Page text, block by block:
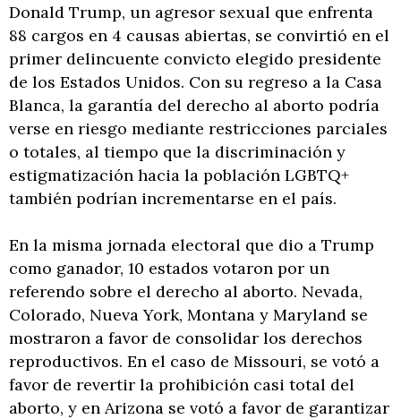
Donald Trump, un agresor sexual que enfrenta
88 cargos en 4 causas abiertas, se convirtió en el
primer delincuente convicto elegido presidente
de los Estados Unidos. Con su regreso a la Casa
Blanca, la garantía del derecho al aborto podría
verse en riesgo mediante restricciones parciales
o totales, al tiempo que la discriminación y
estigmatización hacia la población LGBTQ+
también podrían incrementarse en el país.
En la misma jornada electoral que dio a Trump
como ganador, 10 estados votaron por un
referendo sobre el derecho al aborto. Nevada,
Colorado, Nueva York, Montana y Maryland se
mostraron a favor de consolidar los derechos
reproductivos. En el caso de Missouri, se votó a
favor de revertir la prohibición casi total del
aborto, y en Arizona se votó a favor de garantizar